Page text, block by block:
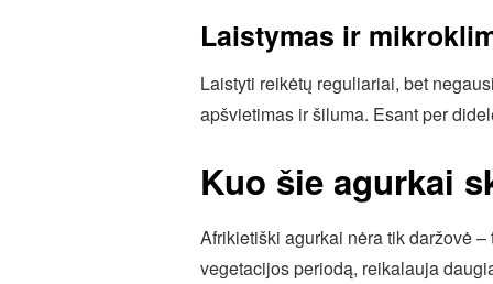
Laistymas ir
Laistyti reikėtų reguliariai, bet
apšvietimas ir šiluma. Esant per
Kuo šie agurkai
Afrikietiški agurkai nėra tik daržovė
vegetacijos periodą, reikalauja